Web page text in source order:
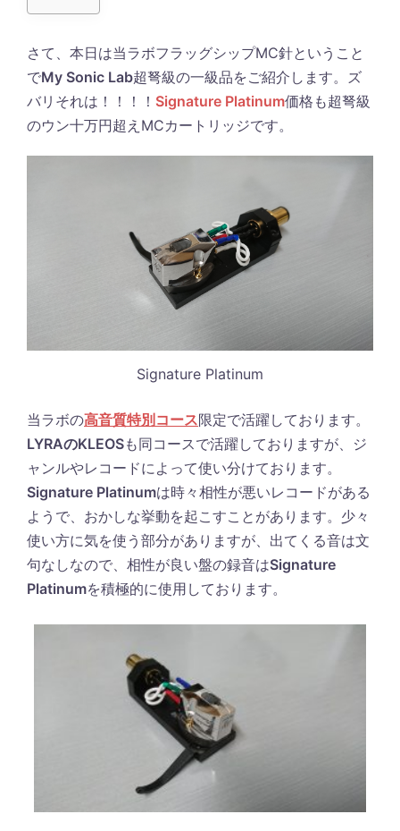
さて、本日は当ラボフラッグシップMC針ということ
でMy Sonic Lab超弩級の一級品をご紹介します。ズ
バリそれは！！！！ Signature Platinum価格も超弩級
のウン十万円超えMCカートリッジです。
Signature Platinum
当ラボの高音質特別コース限定で活躍しております。
LYRAのKLEOSも同コースで活躍しておりますが、ジ
ャンルやレコードによって使い分けております。
Signature Platinumは時々相性が悪いレコードがある
ようで、おかしな挙動を起こすことがあります。少々
使い方に気を使う部分がありますが、出てくる音は文
句なしなので、相性が良い盤の録音はSignature
Platinumを積極的に使用しております。